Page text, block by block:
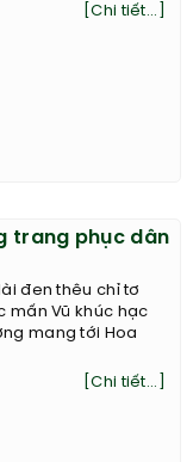
[Chi tiết...]
trang phục dân
đen thêu chỉ tơ
mấn Vũ khúc hạc
mang tới Hoa
[Chi tiết...]